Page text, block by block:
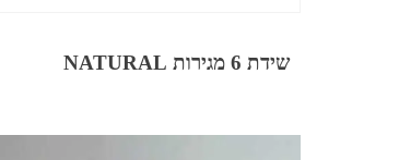
שידת 6 מגירות NATURAL